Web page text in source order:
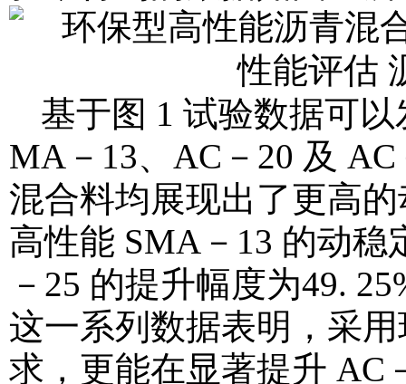
基于图 1 试验数据可
MA－13、AC－20 及
混合料均展现出了更高
高性能 SMA－13 的动稳
－25 的提升幅度为49.
这一系列数据表明，采
求，更能在显著提升 AC